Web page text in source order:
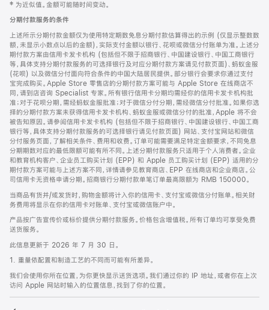
页
页
脚
注
‡ 为近似值。金额可能随时间变动。
分期付款服务的条件
上述所示分期付款金额仅为使用特定期数免息分期付款估算得出的示例 (仅显示整数数
额，未显示小数点以后的金额)，实际支付金额以银行、花呗或微信分付账单为准。上述分
期付款方案由信用卡发卡机构 (包括但不限于招商银行、中国建设银行、中国工商银行
等，具体支持分期付款服务的可选择银行及对应分期付款方案请见付款页面)、蚂蚁金服
(花呗) 以及微信分付面向符合条件的中国大陆居民提供。部分银行会要求你通过支付
宝完成购买。Apple Store 零售店的分期付款方案可能与 Apple Store 在线商店不
同，请到店咨询 Specialist 专家。所有银行信用卡分期均需经你的信用卡发卡机构批
准；对于花呗分期，需经蚂蚁金服批准；对于微信分付分期，需经微信分付批准。如果你选
择的分期付款方案未获得信用卡发卡机构、蚂蚁金服或微信分付的批准，Apple 将不会
被告知原因。请参阅信用卡发卡机构 (包括但不限于招商银行、中国建设银行、中国工商
银行等，具体支持分期付款服务的可选择银行请见付款页面) 网站、支付宝网站和微信
分付服务页面，了解相关条件、费用和收费。订单可能需要满足特定金额要求，不同免息
分期期数对应的最低限额可能有所不同。上述分期付款服务只适用于个人消费者。企业
和教育机构客户、企业员工购买计划 (EPP) 和 Apple 员工购买计划 (EPP) 适用的分
期付款方案可能与上述方案不同，详情请参见教育商店、EPP 在线商店和企业商店。公
司信用卡无资格申请分期。招商银行分期付款单笔订单最高限额为 RMB 150000。
当商品有货并/或发货时，购物金额将计入你的信用卡、支付宝或微信分付账单。相关财
务费用将显示在你的信用卡对账单、支付宝或微信账户中。
产品按广告宣传价或标价提供分期付款服务。价格包含增值税。所有订单均可享受免费
送货服务。
此信息更新于 2026 年 7 月 30 日。
1. 重量依配置和制造工艺的不同而可能有所差异。
我们会使用你所在位置，为你更快显示送货选项。我们通过你的 IP 地址，或者你在上次
访问 Apple 网站时输入的位置信息，找到了你的位置。